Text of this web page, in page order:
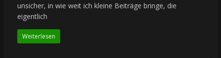
unsicher, in wie weit ich kleine Beiträge bringe, die
eigentlich
Weiterlesen